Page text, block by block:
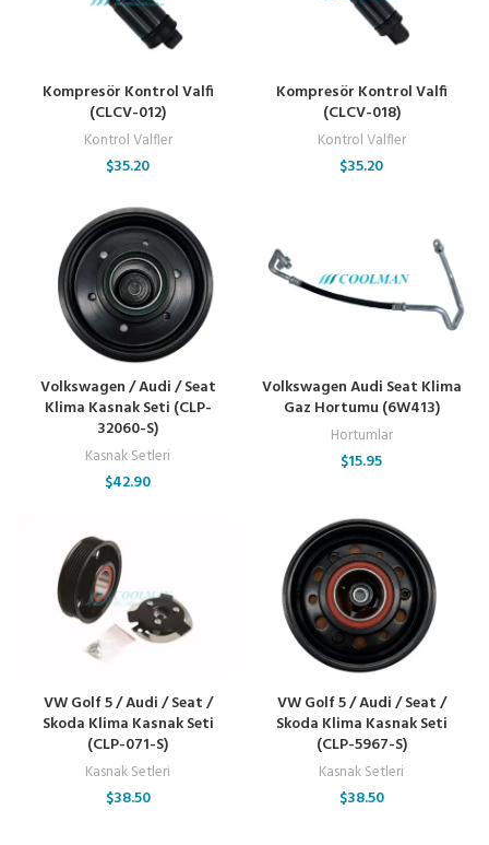
Kompresör Kontrol Valfi
(CLCV-012)
Kontrol Valfler
$35.20
Kompresör Kontrol Valfi
(CLCV-018)
Kontrol Valfler
$35.20
Volkswagen / Audi / Seat
Klima Kasnak Seti (CLP-
32060-S)
Kasnak Setleri
$42.90
Volkswagen Audi Seat Klima
Gaz Hortumu (6W413)
Hortumlar
$15.95
VW Golf 5 / Audi / Seat /
Skoda Klima Kasnak Seti
(CLP-071-S)
Kasnak Setleri
$38.50
VW Golf 5 / Audi / Seat /
Skoda Klima Kasnak Seti
(CLP-5967-S)
Kasnak Setleri
$38.50